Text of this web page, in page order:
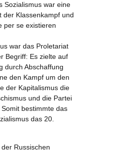
Sozialismus war eine
der Klassenkampf und
per se existieren
war das Proletariat
Begriff: Es zielte auf
durch Abschaffung
den Kampf um den
der Kapitalismus die
und die Partei
bestimmte das
das 20.
Russischen